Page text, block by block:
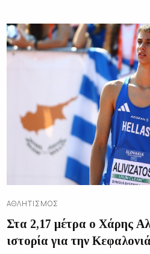
ΑΘΛΗΤΙΣΜΌΣ
Στα 2,17 μέτρα ο Χάρης
ιστορία για την